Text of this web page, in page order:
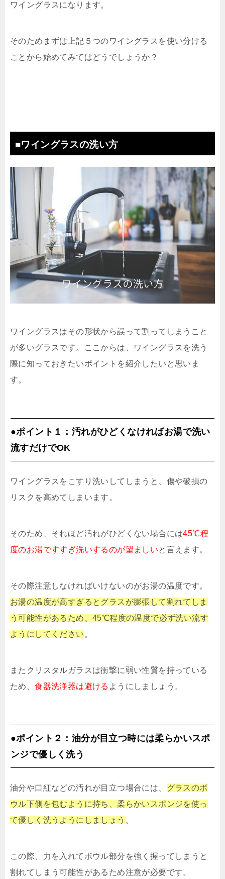
ワイングラスになります。
そのためまずは上記５つのワイングラスを使い分ける
ことから始めてみてはどうでしょうか？
■ワイングラスの洗い方
ワイングラスはその形状から誤って割ってしまうこと
が多いグラスです。ここからは、ワイングラスを洗う
際に知っておきたいポイントを紹介したいと思いま
す。
●ポイント１：汚れがひどくなければお湯で洗い
流すだけでOK
ワイングラスをこすり洗いしてしまうと、傷や破損の
リスクを高めてしまいます。
そのため、それほど汚れがひどくない場合には45℃程
度のお湯ですすぎ洗いするのが望ましいと言えます。
その際注意しなければいけないのがお湯の温度です。
お湯の温度が高すぎるとグラスが膨張して割れてしま
う可能性があるため、45℃程度の温度で必ず洗い流す
ようにしてください 。
またクリスタルガラスは衝撃に弱い性質を持っている
ため、食器洗浄器は避ける ようにしましょう。
●ポイント２：油分が目立つ時には柔らかいスポ
ンジで優しく洗う
油分や口紅などの汚れが目立つ場合には、
グラスのボ
ウル下側を包むように持ち、柔らかいスポンジを使っ
て優しく洗うようにしましょう 。
この際、力を入れてボウル部分を強く握ってしまうと
割れてしまう可能性があるため注意が必要です。